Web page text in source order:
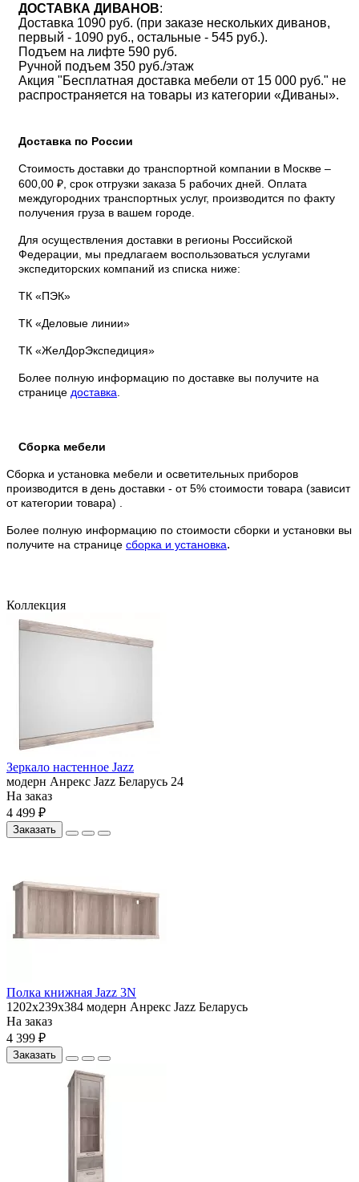
ДОСТАВКА ДИВАНОВ:
Доставка 1090 руб. (при заказе нескольких диванов,
первый - 1090 руб., остальные - 545 руб.).
Подъем на лифте 590 руб.
Ручной подъем 350 руб./этаж
Акция "Бесплатная доставка мебели от 15 000 руб." не
распространяется на товары из категории «Диваны».
Доставка по России
Стоимость доставки до транспортной компании в Москве –
600,00 ₽, срок отгрузки заказа 5 рабочих дней. Оплата
междугородних транспортных услуг, производится по факту
получения груза в вашем городе.
Для осуществления доставки в регионы Российской
Федерации, мы предлагаем воспользоваться услугами
экспедиторских компаний из списка ниже:
ТК «ПЭК»
ТК «Деловые линии»
ТК «ЖелДорЭкспедиция»
Более полную информацию по доставке вы получите на
странице доставка
Сборка мебели
Сборка и установка мебели и осветительных приборов
производится в день доставки - от 5% стоимости товара (зависит
от категории товара) .
Более полную информацию по стоимости сборки и установки вы
получите на странице сборка и установка.
Коллекция
Зеркало настенное Jazz
модерн Анрекс Jazz Беларусь 24
На заказ
4 499 ₽
Заказать
Полка книжная Jazz 3N
1202x239x384 модерн Анрекс Jazz Беларусь
На заказ
4 399 ₽
Заказать